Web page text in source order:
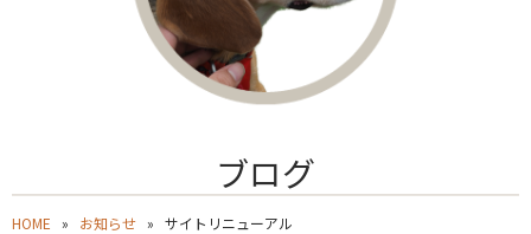
ブログ
HOME お知らせ サイトリニューアル